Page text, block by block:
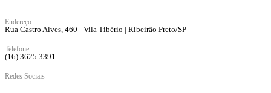
Endereço:
Rua Castro Alves, 460 - Vila Tibério | Ribeirão Preto/SP
Telefone:
(16) 3625 3391
Redes Sociais